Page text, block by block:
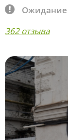
Ожидание
362 отзыва